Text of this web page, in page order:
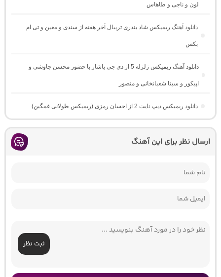
لون و ناجی و طاهاس
دانلود آهنگ ریمیکس شاد بندری تریبال آخر هفته از سندی و معین و تی ام
بکس
دانلود آهنگ ریمیکس زلزله 5 از دی جی یاشار با حضور محسن چاوشی و
اپیکور و سینا شعبانخانی و منصور
دانلود ریمیکس دیپ نایت 2 از احسان رمزی (ریمیکس طولانی غمگین)
ارسال نظر برای این آهنگ
ثبت نظر